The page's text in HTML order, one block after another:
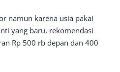
namun karena usia pakai
yang baru, rekomendasi
Rp 500 rb depan dan 400